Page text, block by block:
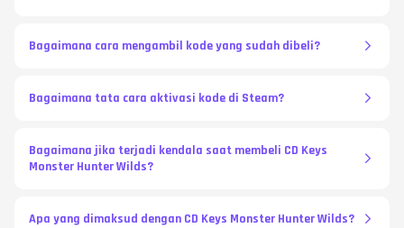
Bagaimana cara mengambil kode yang sudah dibeli?
Bagaimana tata cara aktivasi kode di Steam?
Bagaimana jika terjadi kendala saat membeli CD Keys
Monster Hunter Wilds?
Apa yang dimaksud dengan CD Keys Monster Hunter Wilds?